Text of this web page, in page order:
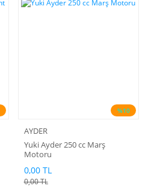
%10
AYDER
Yuki Ayder 250 cc Marş
Motoru
0,00 TL
0,00 TL